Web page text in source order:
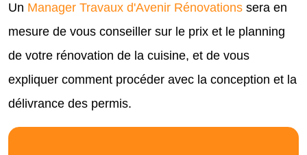
Un Manager Travaux d'Avenir Rénovations sera en
mesure de vous conseiller sur le prix et le planning
de votre rénovation de la cuisine, et de vous
expliquer comment procéder avec la conception et la
délivrance des permis.